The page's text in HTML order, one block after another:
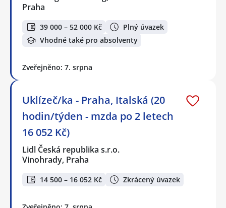
Praha
39 000 – 52 000 Kč
Plný úvazek
Vhodné také pro absolventy
Zveřejněno: 7. srpna
Uklízeč/ka - Praha, Italská (20
hodin/týden - mzda po 2 letech
16 052 Kč)
Lidl Česká republika s.r.o.
Vinohrady, Praha
14 500 – 16 052 Kč Zkrácený úvazek